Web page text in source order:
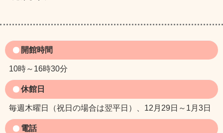
開館時間
10時～16時30分
休館日
毎週木曜日（祝日の場合は翌平日）、12月29日～1月3日
電話